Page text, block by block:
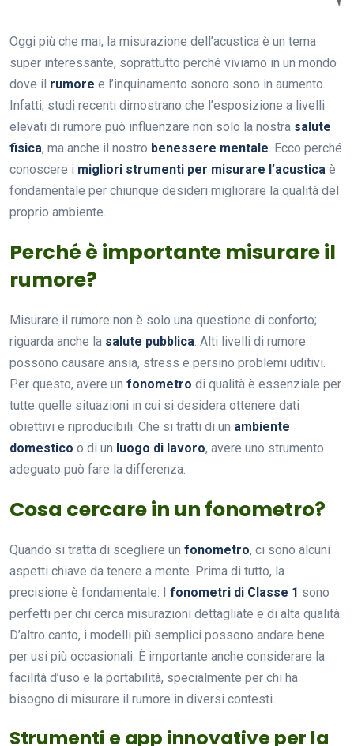
Oggi più che mai, la misurazione dell’acustica è un tema
super interessante, soprattutto perché viviamo in un mondo
dove il rumore e l’inquinamento sonoro sono in aumento.
Infatti, studi recenti dimostrano che l’esposizione a livelli
elevati di rumore può influenzare non solo la nostra salute
fisica, ma anche il nostro benessere mentale . Ecco perché
conoscere i migliori strumenti per misurare l’acustica è
fondamentale per chiunque desideri migliorare la qualità del
proprio ambiente.
Perché è importante misurare il
rumore?
Misurare il rumore non è solo una questione di conforto;
riguarda anche la salute pubblica . Alti livelli di rumore
possono causare ansia, stress e persino problemi uditivi.
Per questo, avere un fonometro di qualità è essenziale per
tutte quelle situazioni in cui si desidera ottenere dati
obiettivi e riproducibili. Che si tratti di un ambiente
domestico o di un luogo di lavoro, avere uno strumento
adeguato può fare la differenza.
Cosa cercare in un fonometro?
Quando si tratta di scegliere un fonometro, ci sono alcuni
aspetti chiave da tenere a mente. Prima di tutto, la
precisione è fondamentale. I fonometri di Classe 1 sono
perfetti per chi cerca misurazioni dettagliate e di alta qualità.
D’altro canto, i modelli più semplici possono andare bene
per usi più occasionali. È importante anche considerare la
facilità d’uso e la portabilità, specialmente per chi ha
bisogno di misurare il rumore in diversi contesti.
Strumenti e app innovative per la